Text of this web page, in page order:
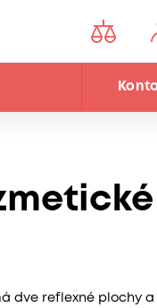
dve reflexné plochy a